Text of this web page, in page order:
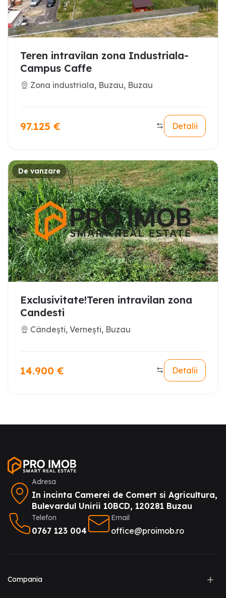
Teren intravilan zona Industriala-
Campus Caffe
Zona industriala, Buzau, Buzau
97.125 € Detalii
De vanzare
Exclusivitate!Teren intravilan zona
Candesti
Cândești, Vernești, Buzau
14.900 € Detalii
Adresa
In incinta Camerei de Comert si Agricultura,
Bulevardul Unirii 10BCD, 120281 Buzau
Telefon
0767 123 004
Email
office@proimob.ro
Compania